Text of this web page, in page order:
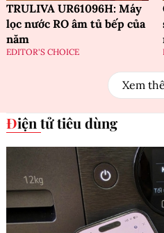
TRULIVA UR61096H: Máy
lọc nước RO âm tủ bếp của
năm
EDITOR'S CHOICE
Xem
Điện tử tiêu dùng